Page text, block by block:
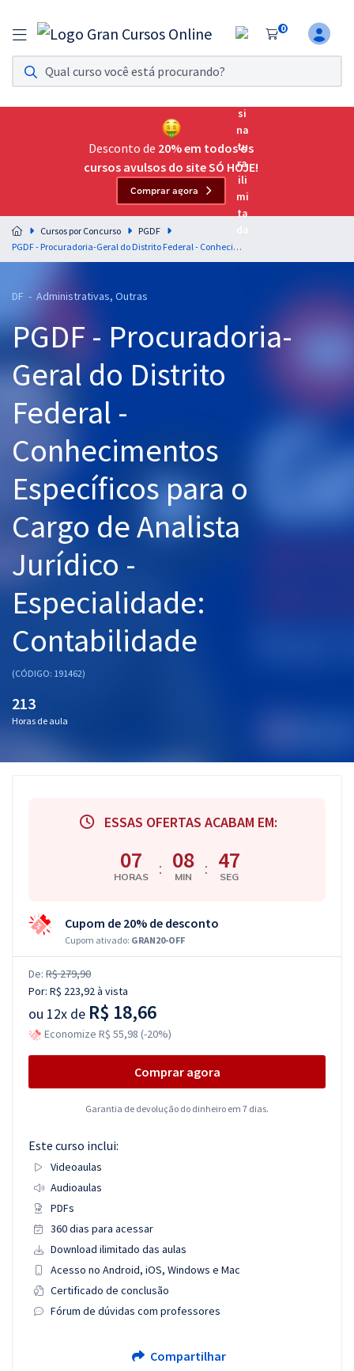
0
Assinatura Ilimitada 11
Acesso a todos os cursos. Teste grátis por 7 dias!
Assinatura OAB Até Passar
Acesso ilimitado a toda preparação para o Exame da
Residências Multiprofissionais
Preparação completa e intensiva para as principais
residências em saúde do Brasil
Cursos 20% OFF
Pós
Graduação
OAB
Questões grátis
Conteúdo gratuito
Aprovados
Desconto de 20% em todos os
cursos avulsos do site SÓ HOJE!
Comprar agora
Cursos por Concurso
PGDF
PGDF - Procuradoria-Geral do Distrito Federal - Conhecimentos Específicos para o Cargo de Analista Jurídico - Especialidade: Contabilidade
DF - Administrativas, Outras
PGDF - Procuradoria-
Geral do Distrito
Federal -
Conhecimentos
Específicos para o
Cargo de Analista
Jurídico -
Especialidade:
Contabilidade
(CÓDIGO: 191462)
213
Horas de aula
ESSAS OFERTAS ACABAM EM:
07
HORAS : 08
MIN : 46
SEG
Cupom de 20% de desconto
Cupom ativado: GRAN20-OFF
De: R$ 279,90
Por: R$ 223,92à vista
ou 12x de R$ 18,66
Economize R$ 55,98 (-20%)
Comprar agora
Garantia de devolução do dinheiro em 7 dias.
Este curso inclui:
Videoaulas
Audioaulas
PDFs
360 dias para acessar
Download ilimitado das aulas
Acesso no Android, iOS, Windows e Mac
Certificado de conclusão
Fórum de dúvidas com professores
Compartilhar